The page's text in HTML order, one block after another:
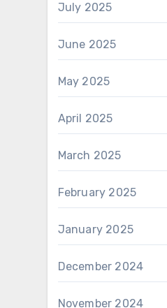
July 2025
June 2025
May 2025
April 2025
March 2025
February 2025
January 2025
December 2024
November 2024